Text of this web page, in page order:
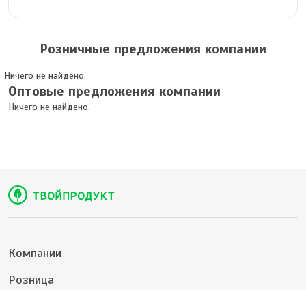
Розничные предложения компании
Ничего не найдено.
Оптовые предложения компании
Ничего не найдено.
Компании
Розница